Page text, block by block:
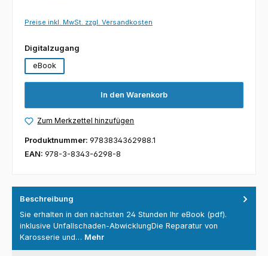
Preise inkl. MwSt. zzgl. Versandkosten
Digitalzugang
eBook
In den Warenkorb
Zum Merkzettel hinzufügen
Produktnummer: 9783834362988.1
EAN: 978-3-8343-6298-8
Beschreibung
Sie erhalten in den nächsten 24 Stunden Ihr eBook (pdf).
inklusive Unfallschaden-AbwicklungDie Reparatur von
Karosserie und… Mehr